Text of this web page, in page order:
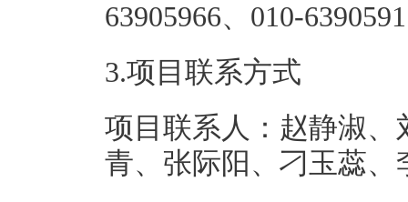
63905966
3.项目联系方式
项目联系人：赵静淑
青、张际阳、刁玉蕊、